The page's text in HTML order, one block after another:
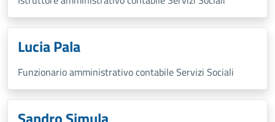
Lucia Pala
Funzionario amministrativo contabile Servizi Sociali